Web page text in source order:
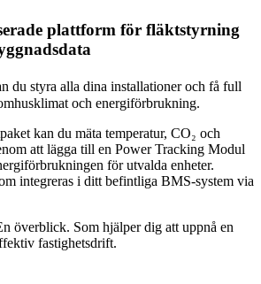
plattform för fläktstyrning
du styra alla dina installationer och få full
och energiförbrukning.
kan du mäta temperatur, CO₂ och
att lägga till en Power Tracking Modul
för utvalda enheter.
integreras i ditt befintliga BMS-system via
överblick. Som hjälper dig att uppnå en
fastighetsdrift.